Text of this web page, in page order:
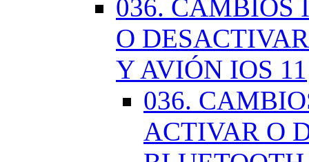
036. CAMBIOS
O
Y AVIÓN IOS 11
036.
ACTIVAR O